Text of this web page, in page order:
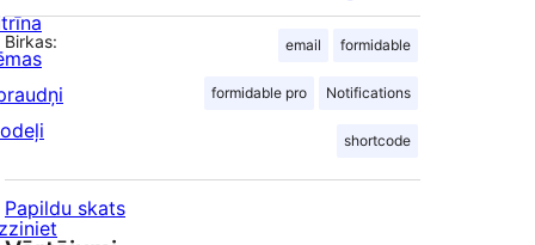
Birkas: email formidable
formidable pro Notifications
shortcode
Papildu skats